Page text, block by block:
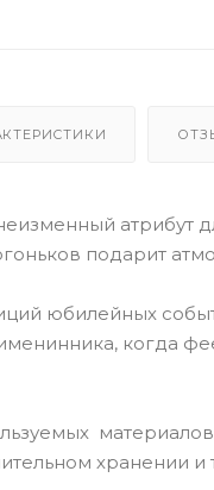
атрибут
подарит
юбилейных
когда
хранении и